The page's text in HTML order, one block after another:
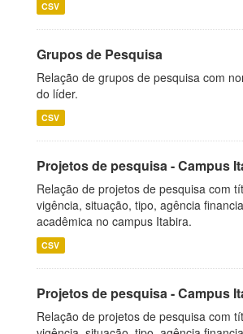
CSV
Grupos de Pesquisa
Relação de grupos de pesquisa com
do líder.
CSV
Projetos de pesquisa - Campus
Relação de projetos de pesquisa com
vigência, situação, tipo, agência
acadêmica no campus Itabira.
CSV
Projetos de pesquisa - Campus
Relação de projetos de pesquisa com